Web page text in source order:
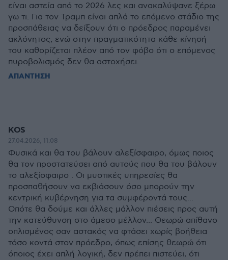
είναι αστεία από το 2026 λες και ανακαλύψανε ξέρω
γω τι. Για τον Τραμπ είναι απλά το επόμενο στάδιο της
προσπάθειας να δείξουν ότι ο πρόεδρος παραμένει
ακλόνητος, ενώ στην πραγματικότητα κάθε κίνησή
του καθορίζεται πλέον από τον φόβο ότι ο επόμενος
πυροβολισμός δεν θα αστοχήσει.
ΑΠΑΝΤΗΣΗ
KOS
27.04.2026, 11:08
Φυσικά και θα του βάλουν αλεξίσφαιρο, όμως ποιος
θα τον προστατεύσει από αυτούς που θα του βάλουν
το αλεξίσφαιρο . Οι μυστικές υπηρεσίες θα
προσπαθήσουν να εκβιάσουν όσο μπορούν την
κεντρική κυβέρνηση για τα συμφέροντά τους...
Οπότε θα δούμε και άλλες μάλλον πιέσεις προς αυτή
την κατεύθυνση στο άμεσο μέλλον... Θεωρώ απίθανο
οπλισμένος σαν αστακός να φτάσει χωρίς βοήθεια
τόσο κοντά στον πρόεδρο, όπως επίσης θεωρώ ότι
όποιος έχει απλή λογική, δεν πρέπει πιστεύει, ότι